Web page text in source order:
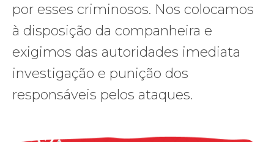
por esses criminosos. Nos colocamos
à disposição da companheira e
exigimos das autoridades imediata
investigação e punição dos
responsáveis pelos ataques.